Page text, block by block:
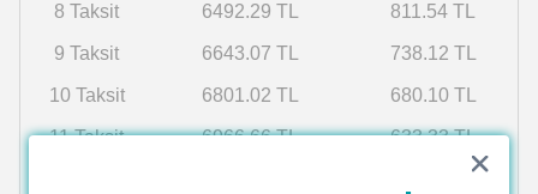
8 Taksit 6492.29 TL 811.54 TL
9 Taksit 6643.07 TL 738.12 TL
10 Taksit 6801.02 TL 680.10 TL
11 Taksit 6966.66 TL 633.33 TL
595.05 TL